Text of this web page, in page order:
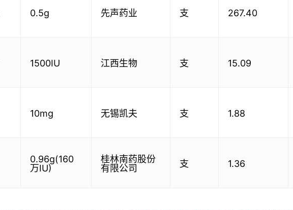
0.5g 先声药业 支 267.40
1500IU 江西生物 支 15.09
10mg 无锡凯夫 支 1.88
0.96g(160
万IU)
桂林南药股份
有限公司
支 1.36